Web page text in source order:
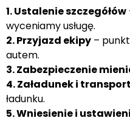
1. Ustalenie szczegółów
wyceniamy usługę.
2. Przyjazd ekipy –
autem.
3. Zabezpieczenie
4. Załadunek i transport
ładunku.
5. Wniesienie i